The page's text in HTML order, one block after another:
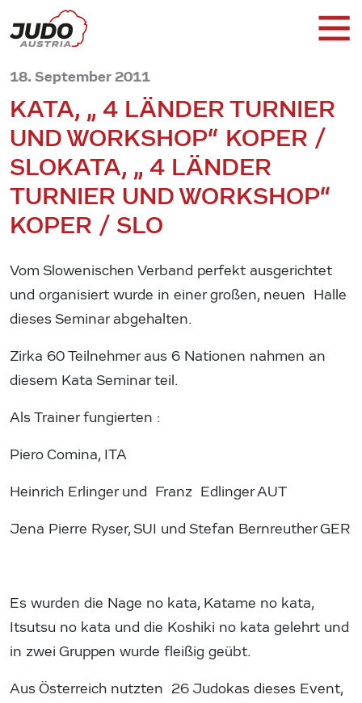
18. September 2011
KATA, „ 4 LÄNDER TURNIER
UND WORKSHOP“ KOPER /
SLOKATA, „ 4 LÄNDER
TURNIER UND WORKSHOP“
KOPER / SLO
Vom Slowenischen Verband perfekt ausgerichtet
und organisiert wurde in einer großen, neuen Halle
dieses Seminar abgehalten.
Zirka 60 Teilnehmer aus 6 Nationen nahmen an
diesem Kata Seminar teil.
Als Trainer fungierten :
Piero Comina, ITA
Heinrich Erlinger und Franz Edlinger AUT
Jena Pierre Ryser, SUI und Stefan Bernreuther GER
Es wurden die Nage no kata, Katame no kata,
Itsutsu no kata und die Koshiki no kata gelehrt und
in zwei Gruppen wurde fleißig geübt.
Aus Österreich nutzten 26 Judokas dieses Event,